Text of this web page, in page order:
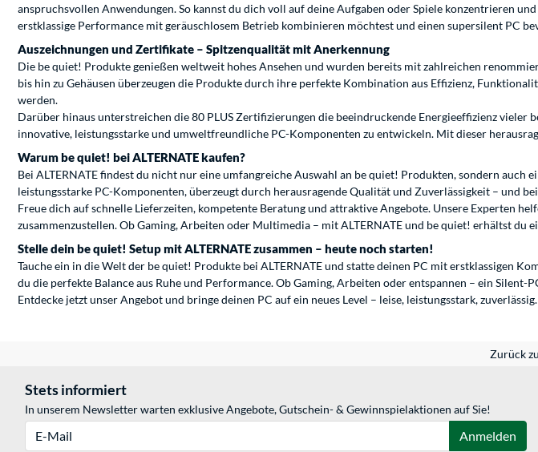
anspruchsvollen Anwendungen. So kannst du dich voll auf deine Aufgaben oder Spiele konzentrieren
erstklassige Performance mit geräuschlosem Betrieb kombinieren möchtest und einen supersilent PC
Auszeichnungen und Zertifikate – Spitzenqualität mit Anerkennung
Die be quiet! Produkte genießen weltweit hohes Ansehen und wurden bereits mit zahlreichen
bis hin zu Gehäusen überzeugen die Produkte durch ihre perfekte Kombination aus Effizienz,
werden.
Darüber hinaus unterstreichen die 80 PLUS Zertifizierungen die beeindruckende Energieeffizienz
innovative, leistungsstarke und umweltfreundliche PC-Komponenten zu entwickeln. Mit dieser
Warum be quiet! bei ALTERNATE kaufen?
Bei ALTERNATE findest du nicht nur eine umfangreiche Auswahl an be quiet! Produkten, sondern
leistungsstarke PC-Komponenten, überzeugt durch herausragende Qualität und Zuverlässigkeit – und
Freue dich auf schnelle Lieferzeiten, kompetente Beratung und attraktive Angebote. Unsere Experten
zusammenzustellen. Ob Gaming, Arbeiten oder Multimedia – mit ALTERNATE und be quiet! erhältst du
Stelle dein be quiet! Setup mit ALTERNATE zusammen – heute noch starten!
Tauche ein in die Welt der be quiet! Produkte bei ALTERNATE und statte deinen PC mit erstklassigen
du die perfekte Balance aus Ruhe und Performance. Ob Gaming, Arbeiten oder entspannen – ein
Entdecke jetzt unser Angebot und bringe deinen PC auf ein neues Level – leise, leistungsstark,
Zurück
Stets informiert
In unserem Newsletter warten exklusive Angebote, Gutschein- & Gewinnspielaktionen auf Sie!
Anmelden